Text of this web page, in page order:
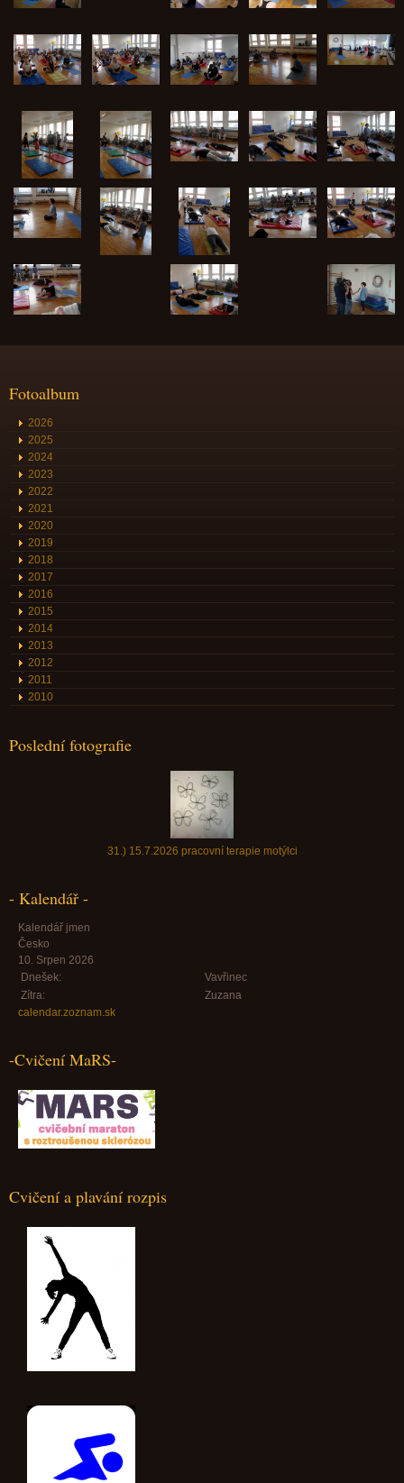
Fotoalbum
2026
2025
2024
2023
2022
2021
2020
2019
2018
2017
2016
2015
2014
2013
2012
2011
2010
Poslední fotografie
31.) 15.7.2026 pracovní terapie motýlci
- Kalendář -
Kalendář jmen
Česko
10. Srpen 2026
Dnešek:
Vavřinec
Zítra:
Zuzana
calendar.zoznam.sk
-Cvičení MaRS-
Cvičení a plavání rozpis